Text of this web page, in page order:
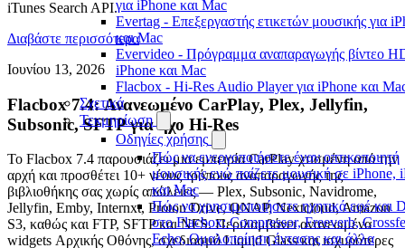
για iPhone και Mac
Evertag - Επεξεργαστής ετικετών μουσικής για
και Mac
Evervideo - Πρόγραμμα αναπαραγωγής βίντεο
iPhone και Mac
Flacbox - Hi-Res Audio Player για iPhone και
Σχετικά
Τεκμηρίωση
Οδηγίες χρήσης
Πώς να ενεργοποιήσετε έναν οπτικοποιητή
μουσικής ενώ παίζετε μουσική σε iPhone,
και Mac
Πώς να χρησιμοποιήσετε ηχητικά εφέ και
στο Flacbox: Compressor, Freeverb,
Echo, Ομαλοποίηση έντασης και άλλα
iTunes Search API.
Διαβάστε περισσότερα
Ιουνίου 13, 2026
Flacbox 7.4: Ανανεωμένο CarPlay, Plex, Jellyfin,
Subsonic, SFTP για ήχο Hi-Res
Το Flacbox 7.4 παρουσιάζει μια εμπειρία CarPlay χτισμένη από την
αρχή και προσθέτει 10+ νέους τρόπους αναπαραγωγής της
βιβλιοθήκης σας χωρίς απώλειες — Plex, Subsonic, Navidrome,
Jellyfin, Emby, Internxt, Proton Drive, QNAP, Nextcloud, Amazon
S3, καθώς και FTP, SFTP και NFS. Περιλαμβάνει ανανεωμένα
widgets Αρχικής Οθόνης, σχεδιασμό Liquid Glass και ισχυρότερες